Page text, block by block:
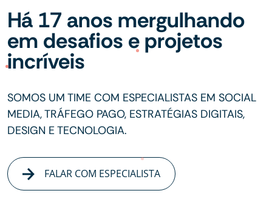
Há 17 anos mergulhando
em desafios e projetos
incríveis
SOMOS UM TIME COM ESPECIALISTAS EM SOCIAL
MEDIA, TRÁFEGO PAGO, ESTRATÉGIAS DIGITAIS,
DESIGN E TECNOLOGIA.
FALAR COM ESPECIALISTA